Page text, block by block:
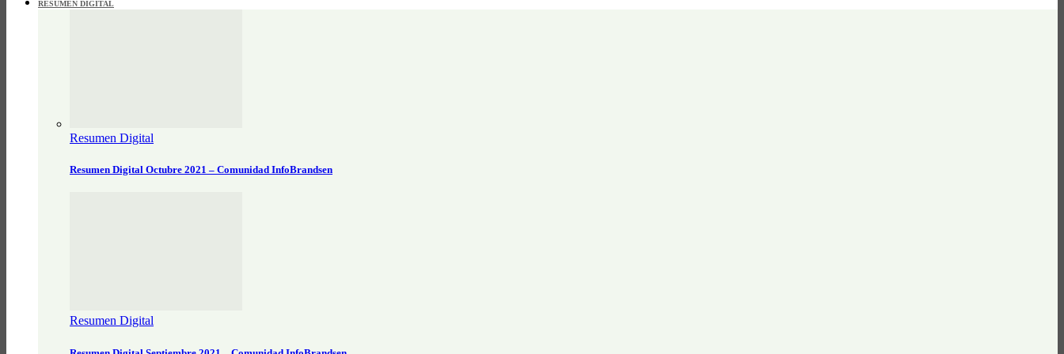
RESUMEN DIGITAL
Resumen Digital
Resumen Digital Octubre 2021 – Comunidad InfoBrandsen
Resumen Digital